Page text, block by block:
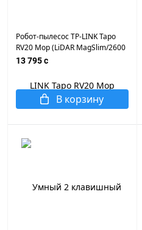
Робот-пылесос TP-LINK Tapo
RV20 Mop (LiDAR MagSlim/2600
mAh/2700Па/Пылесбор. 350мл/
упр.Алиса/Google/Tapo App)
13 795 c
В корзину